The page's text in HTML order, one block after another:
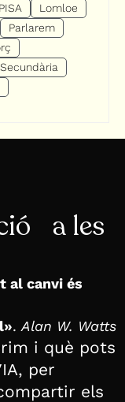
Lomloe
Parlarem
Secundària
a les
al canvi és
. Alan W. Watts
i què pots
per
els